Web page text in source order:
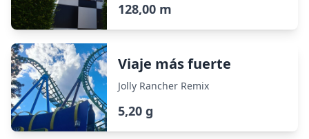
128,00 m
Viaje más fuerte
Jolly Rancher Remix
5,20 g